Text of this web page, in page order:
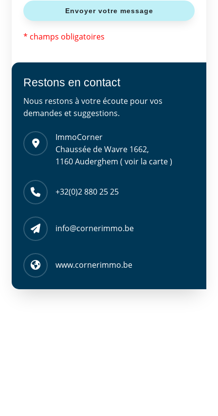
* champs obligatoires
Restons en contact
Nous restons à votre écoute pour vos
demandes et suggestions.
ImmoCorner
Chaussée de Wavre 1662,
1160 Auderghem ( voir la carte )
+32(0)2 880 25 25
info@cornerimmo.be
www.cornerimmo.be